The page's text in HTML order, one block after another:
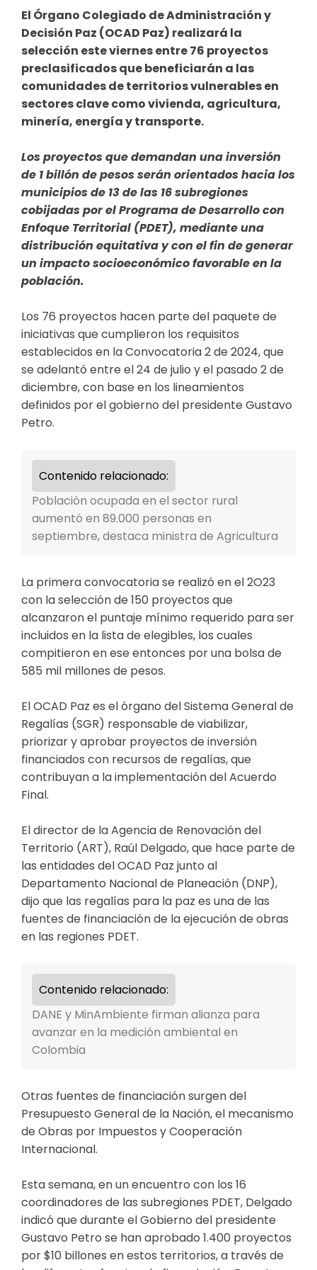
El Órgano Colegiado de Administración y
Decisión Paz (OCAD Paz) realizará la
selección este viernes entre 76 proyectos
preclasificados que beneficiarán a las
comunidades de territorios vulnerables en
sectores clave como vivienda, agricultura,
minería, energía y transporte.
Los proyectos que demandan una inversión
de 1 billón de pesos serán orientados hacia los
municipios de 13 de las 16 subregiones
cobijadas por el Programa de Desarrollo con
Enfoque Territorial (PDET), mediante una
distribución equitativa y con el fin de generar
un impacto socioeconómico favorable en la
población.
Los 76 proyectos hacen parte del paquete de
iniciativas que cumplieron los requisitos
establecidos en la Convocatoria 2 de 2024, que
se adelantó entre el 24 de julio y el pasado 2 de
diciembre, con base en los lineamientos
definidos por el gobierno del presidente Gustavo
Petro.
Contenido relacionado:
Población ocupada en el sector rural
aumentó en 89.000 personas en
septiembre, destaca ministra de Agricultura
La primera convocatoria se realizó en el 2O23
con la selección de 150 proyectos que
alcanzaron el puntaje mínimo requerido para ser
incluidos en la lista de elegibles, los cuales
compitieron en ese entonces por una bolsa de
585 mil millones de pesos.
El OCAD Paz es el órgano del Sistema General de
Regalías (SGR) responsable de viabilizar,
priorizar y aprobar proyectos de inversión
financiados con recursos de regalías, que
contribuyan a la implementación del Acuerdo
Final.
El director de la Agencia de Renovación del
Territorio (ART), Raúl Delgado, que hace parte de
las entidades del OCAD Paz junto al
Departamento Nacional de Planeación (DNP),
dijo que las regalías para la paz es una de las
fuentes de financiación de la ejecución de obras
en las regiones PDET.
Contenido relacionado:
DANE y MinAmbiente firman alianza para
avanzar en la medición ambiental en
Colombia
​Otras fuentes de financiación surgen del
Presupuesto General de la Nación, el mecanismo
de Obras por Impuestos y Cooperación
Internacional.
​Esta semana, en un encuentro con los 16
coordinadores de las subregiones PDET, Delgado
indicó que durante el Gobierno del presidente
Gustavo Petro se han aprobado 1.400 proyectos
por $10 billones en estos territorios, a través de